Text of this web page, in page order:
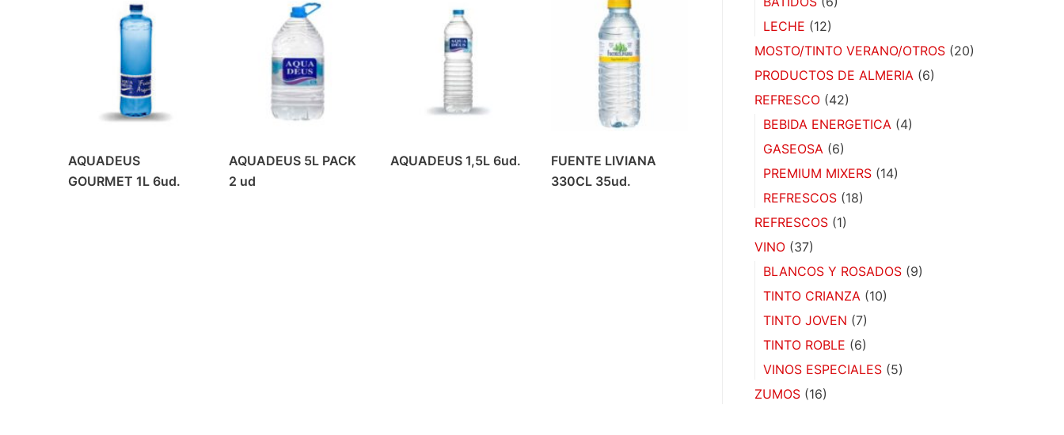
AQUADEUS
GOURMET 1L 6ud.
AQUADEUS 5L PACK
2 ud
AQUADEUS 1,5L 6ud.
FUENTE LIVIANA
330CL 35ud.
LECHE (12)
MOSTO/TINTO VERANO/OTROS (20)
PRODUCTOS DE ALMERIA (6)
REFRESCO (42)
BEBIDA ENERGETICA (4)
GASEOSA (6)
PREMIUM MIXERS (14)
REFRESCOS (18)
REFRESCOS (1)
VINO (37)
BLANCOS Y ROSADOS (9)
TINTO CRIANZA (10)
TINTO JOVEN (7)
TINTO ROBLE (6)
VINOS ESPECIALES (5)
ZUMOS (16)